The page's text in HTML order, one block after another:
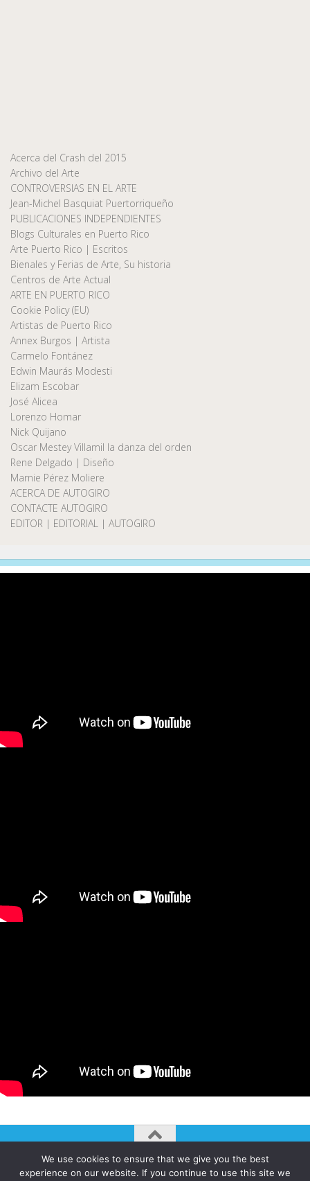
Acerca del Crash del 2015
Archivo del Arte
CONTROVERSIAS EN EL ARTE
Jean-Michel Basquiat Puertorriqueño
PUBLICACIONES INDEPENDIENTES
Blogs Culturales en Puerto Rico
Arte Puerto Rico | Escritos
Bienales y Ferias de Arte, Su historia
Centros de Arte Actual
ARTE EN PUERTO RICO
Cookie Policy (EU)
Artistas de Puerto Rico
Annex Burgos | Artista
Carmelo Fontánez
Edwin Maurás Modesti
Elizam Escobar
José Alicea
Lorenzo Homar
Nick Quijano
Oscar Mestey Villamil la danza del orden
Rene Delgado | Diseño
Marnie Pérez Moliere
ACERCA DE AUTOGIRO
CONTACTE AUTOGIRO
EDITOR | EDITORIAL | AUTOGIRO
AUTOGIRO/el giro del arte actual © JAVIER MARTINEZ 2026. All
We use cookies to ensure that we give you the best
experience on our website. If you continue to use this site we